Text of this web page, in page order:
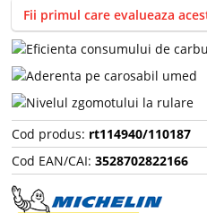
Fii primul care evalueaza
Cod produs: rt114940/110187
Cod EAN/CAI: 3528702822166